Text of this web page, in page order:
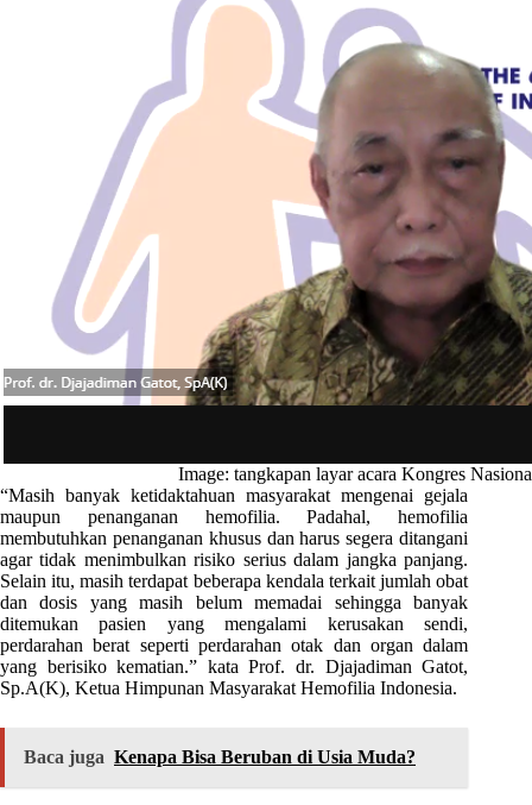
Image: tangkapan layar acara Kongres
“Masih banyak ketidaktahuan masyarakat mengenai gejala
maupun penanganan hemofilia. Padahal, hemofilia
membutuhkan penanganan khusus dan harus segera ditangani
agar tidak menimbulkan risiko serius dalam jangka panjang.
Selain itu, masih terdapat beberapa kendala terkait jumlah obat
dan dosis yang masih belum memadai sehingga banyak
ditemukan pasien yang mengalami kerusakan sendi,
perdarahan berat seperti perdarahan otak dan organ dalam
yang berisiko kematian.” kata Prof. dr. Djajadiman Gatot,
Sp.A(K), Ketua Himpunan Masyarakat Hemofilia Indonesia.
Baca juga Kenapa Bisa Beruban di Usia Muda?